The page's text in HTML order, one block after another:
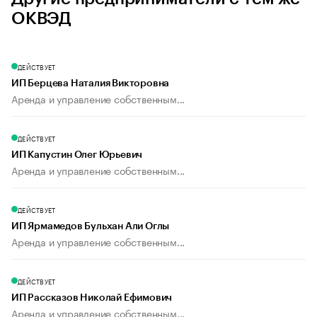
ОКВЭД
ДЕЙСТВУЕТ
ИП Берцева Наталия Викторовна
Аренда и управление собственным...
ДЕЙСТВУЕТ
ИП Капустин Олег Юрьевич
Аренда и управление собственным...
ДЕЙСТВУЕТ
ИП Ярмамедов Бульхан Али Оглы
Аренда и управление собственным...
ДЕЙСТВУЕТ
ИП Рассказов Николай Ефимович
Аренда и управление собственным...